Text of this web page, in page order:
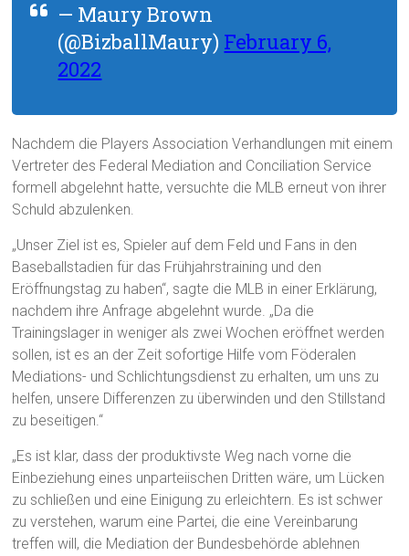
— Maury Brown
(@BizballMaury) February 6,
2022
Nachdem die Players Association Verhandlungen mit einem
Vertreter des Federal Mediation and Conciliation Service
formell abgelehnt hatte, versuchte die MLB erneut von ihrer
Schuld abzulenken.
„Unser Ziel ist es, Spieler auf dem Feld und Fans in den
Baseballstadien für das Frühjahrstraining und den
Eröffnungstag zu haben“, sagte die MLB in einer Erklärung,
nachdem ihre Anfrage abgelehnt wurde. „Da die
Trainingslager in weniger als zwei Wochen eröffnet werden
sollen, ist es an der Zeit sofortige Hilfe vom Föderalen
Mediations- und Schlichtungsdienst zu erhalten, um uns zu
helfen, unsere Differenzen zu überwinden und den Stillstand
zu beseitigen.“
„Es ist klar, dass der produktivste Weg nach vorne die
Einbeziehung eines unparteiischen Dritten wäre, um Lücken
zu schließen und eine Einigung zu erleichtern. Es ist schwer
zu verstehen, warum eine Partei, die eine Vereinbarung
treffen will, die Mediation der Bundesbehörde ablehnen